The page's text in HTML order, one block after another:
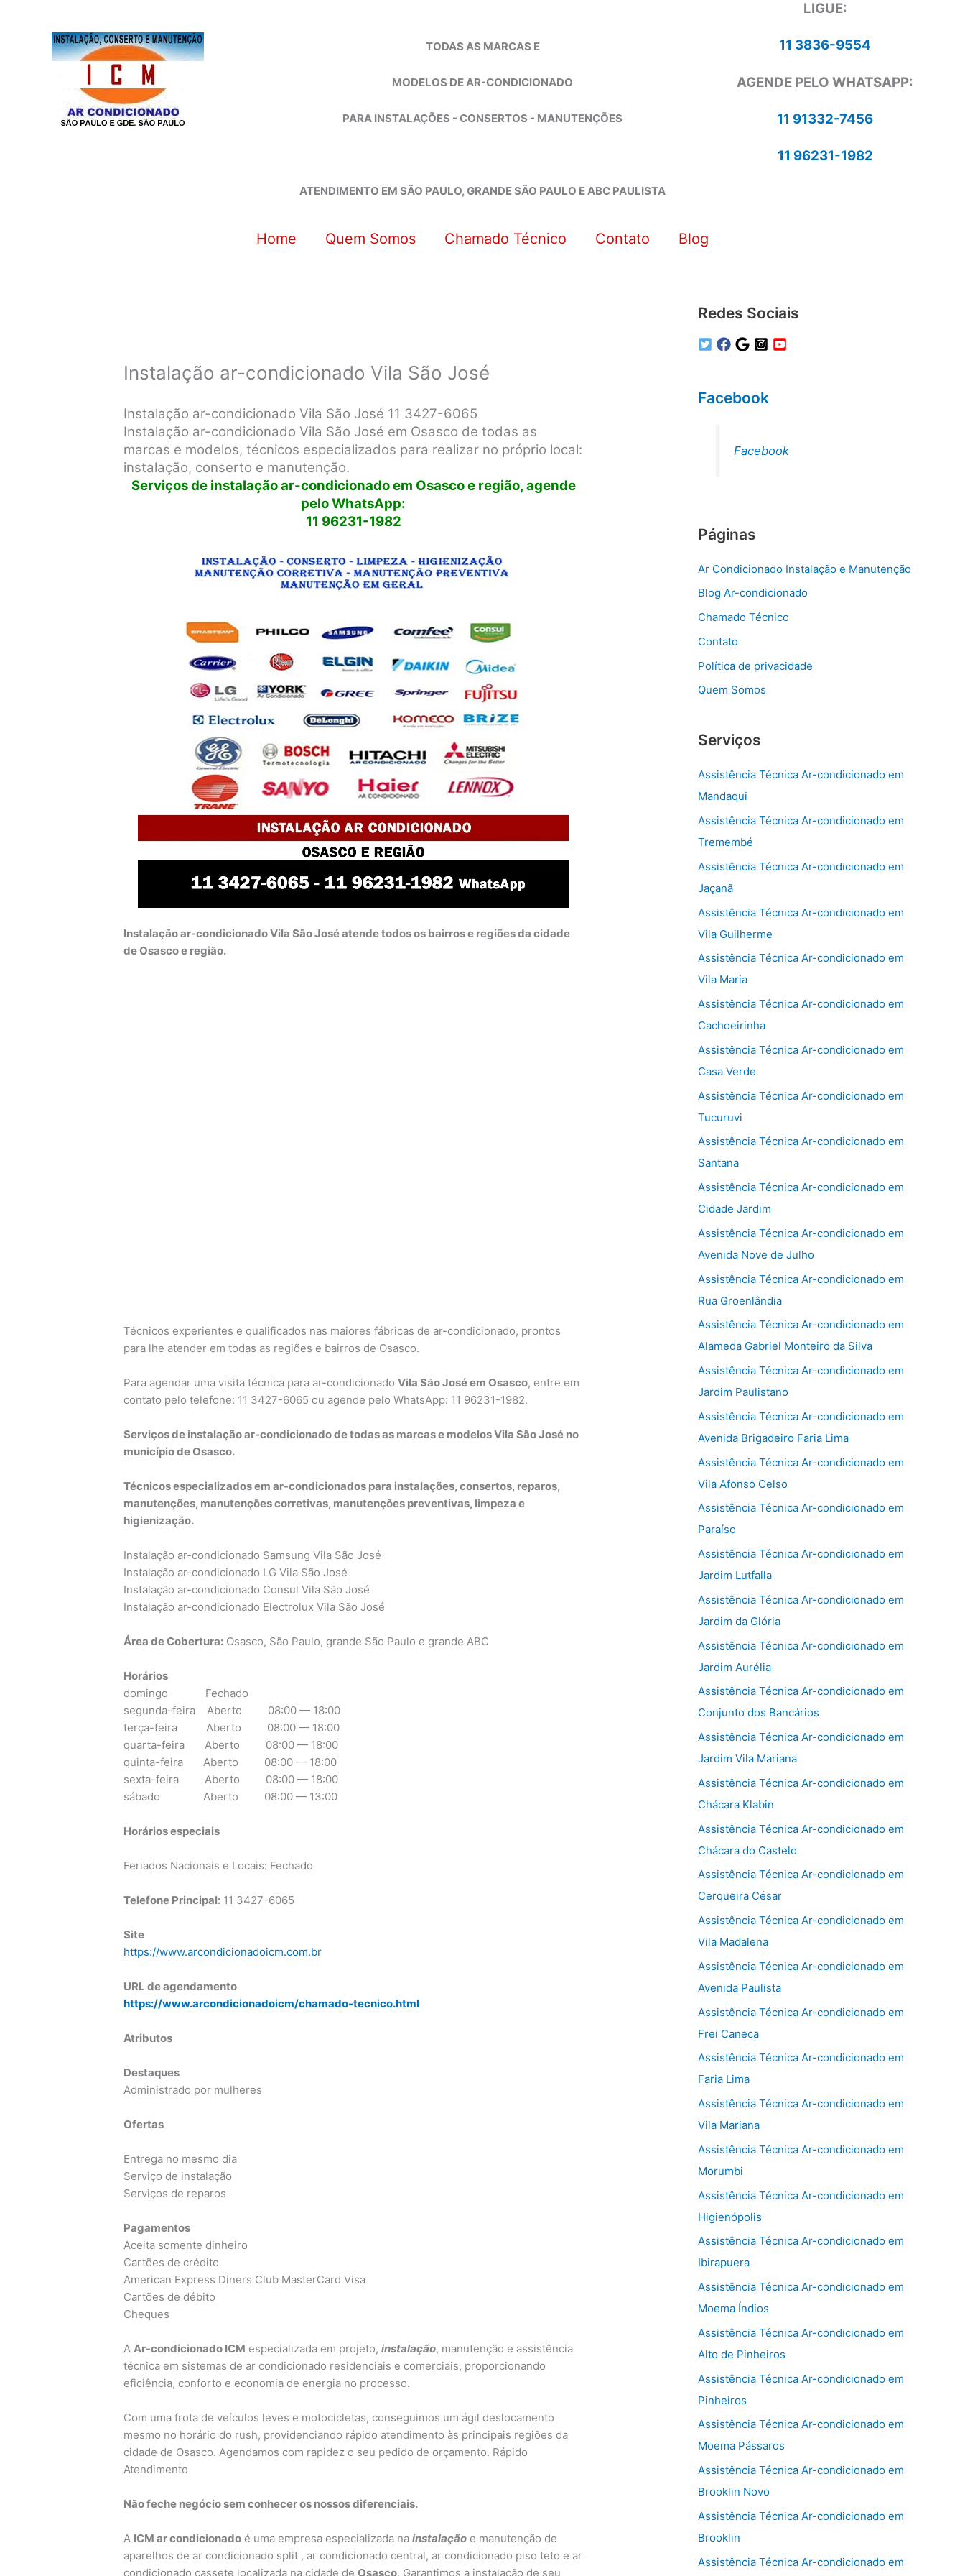
TODAS AS MARCAS E
MODELOS DE AR-CONDICIONADO
PARA INSTALAÇÕES - CONSERTOS - MANUTENÇÕES
LIGUE:
11 3836-9554
AGENDE PELO WHATSAPP:
11 91332-7456
11 96231-1982
ATENDIMENTO EM SÃO PAULO, GRANDE SÃO PAULO E ABC PAULISTA
Home Quem Somos Chamado Técnico Contato Blog
Instalação ar-condicionado Vila São José
Instalação ar-condicionado Vila São José 11 3427-6065
Instalação ar-condicionado Vila São José em Osasco de todas as
marcas e modelos, técnicos especializados para realizar no próprio local:
instalação, conserto e manutenção.
Serviços de instalação ar-condicionado em Osasco e região, agende
pelo WhatsApp:
11 96231-1982
Instalação ar-condicionado Vila São José atende todos os bairros e regiões da cidade
de Osasco e região.
Técnicos experientes e qualificados nas maiores fábricas de ar-condicionado, prontos
para lhe atender em todas as regiões e bairros de Osasco.
Para agendar uma visita técnica para ar-condicionadoVila São José em Osasco, entre em
contato pelo telefone: 11 3427-6065 ou agende pelo WhatsApp: 11 96231-1982.
Serviços de instalação ar-condicionado de todas as marcas e modelos Vila São José no
município de Osasco.
Técnicos especializados em ar-condicionados para instalações, consertos, reparos,
manutenções, manutenções corretivas, manutenções preventivas, limpeza e
higienização.
Instalação ar-condicionado Samsung Vila São José
Instalação ar-condicionado LG Vila São José
Instalação ar-condicionado Consul Vila São José
Instalação ar-condicionado Electrolux Vila São José
Área de Cobertura: Osasco, São Paulo, grande São Paulo e grande ABC
Horários
domingo Fechado
segunda-feira Aberto 08:00 — 18:00
terça-feira Aberto 08:00 — 18:00
quarta-feira Aberto 08:00 — 18:00
quinta-feira Aberto 08:00 — 18:00
sexta-feira Aberto 08:00 — 18:00
sábado Aberto 08:00 — 13:00
Horários especiais
Feriados Nacionais e Locais: Fechado
Telefone Principal: 11 3427-6065
Site
https://www.arcondicionadoicm.com.br
URL de agendamento
https://www.arcondicionadoicm/chamado-tecnico.html
Atributos
Destaques
Administrado por mulheres
Ofertas
Entrega no mesmo dia
Serviço de instalação
Serviços de reparos
Pagamentos
Aceita somente dinheiro
Cartões de crédito
American Express Diners Club MasterCard Visa
Cartões de débito
Cheques
AAr-condicionado ICM especializada em projeto,instalação, manutenção e assistência
técnica em sistemas de ar condicionado residenciais e comerciais, proporcionando
eficiência, conforto e economia de energia no processo.
Com uma frota de veículos leves e motocicletas, conseguimos um ágil deslocamento
mesmo no horário do rush, providenciando rápido atendimento às principais regiões da
cidade de Osasco. Agendamos com rapidez o seu pedido de orçamento. Rápido
Atendimento
Não feche negócio sem conhecer os nossos diferenciais.
A ICM ar condicionado é uma empresa especializada nainstalação e manutenção de
aparelhos de ar condicionado split , ar condicionado central, ar condicionado piso teto e ar
condicionado cassete localizada na cidade deOsasco. Garantimos a instalação de seu
Redes Sociais
Facebook
Facebook
Páginas
Ar Condicionado Instalação e Manutenção
Blog Ar-condicionado
Chamado Técnico
Contato
Política de privacidade
Quem Somos
Serviços
Assistência Técnica Ar-condicionado em
Mandaqui
Assistência Técnica Ar-condicionado em
Tremembé
Assistência Técnica Ar-condicionado em
Jaçanã
Assistência Técnica Ar-condicionado em
Vila Guilherme
Assistência Técnica Ar-condicionado em
Vila Maria
Assistência Técnica Ar-condicionado em
Cachoeirinha
Assistência Técnica Ar-condicionado em
Casa Verde
Assistência Técnica Ar-condicionado em
Tucuruvi
Assistência Técnica Ar-condicionado em
Santana
Assistência Técnica Ar-condicionado em
Cidade Jardim
Assistência Técnica Ar-condicionado em
Avenida Nove de Julho
Assistência Técnica Ar-condicionado em
Rua Groenlândia
Assistência Técnica Ar-condicionado em
Alameda Gabriel Monteiro da Silva
Assistência Técnica Ar-condicionado em
Jardim Paulistano
Assistência Técnica Ar-condicionado em
Avenida Brigadeiro Faria Lima
Assistência Técnica Ar-condicionado em
Vila Afonso Celso
Assistência Técnica Ar-condicionado em
Paraíso
Assistência Técnica Ar-condicionado em
Jardim Lutfalla
Assistência Técnica Ar-condicionado em
Jardim da Glória
Assistência Técnica Ar-condicionado em
Jardim Aurélia
Assistência Técnica Ar-condicionado em
Conjunto dos Bancários
Assistência Técnica Ar-condicionado em
Jardim Vila Mariana
Assistência Técnica Ar-condicionado em
Chácara Klabin
Assistência Técnica Ar-condicionado em
Chácara do Castelo
Assistência Técnica Ar-condicionado em
Cerqueira César
Assistência Técnica Ar-condicionado em
Vila Madalena
Assistência Técnica Ar-condicionado em
Avenida Paulista
Assistência Técnica Ar-condicionado em
Frei Caneca
Assistência Técnica Ar-condicionado em
Faria Lima
Assistência Técnica Ar-condicionado em
Vila Mariana
Assistência Técnica Ar-condicionado em
Morumbi
Assistência Técnica Ar-condicionado em
Higienópolis
Assistência Técnica Ar-condicionado em
Ibirapuera
Assistência Técnica Ar-condicionado em
Moema Índios
Assistência Técnica Ar-condicionado em
Alto de Pinheiros
Assistência Técnica Ar-condicionado em
Pinheiros
Assistência Técnica Ar-condicionado em
Moema Pássaros
Assistência Técnica Ar-condicionado em
Brooklin Novo
Assistência Técnica Ar-condicionado em
Brooklin
Assistência Técnica Ar-condicionado em